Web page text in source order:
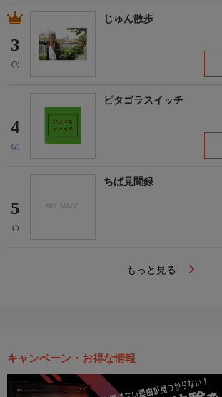
3
(9)
じゅん散歩
4
(2)
ピタゴラスイッチ
5
(-)
ちば見聞録
もっと見る
キャンペーン・お得な情報